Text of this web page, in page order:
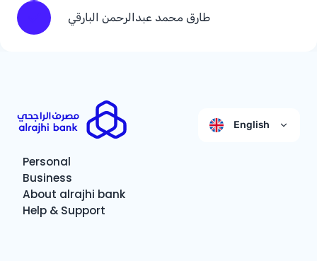
طارق محمد عبدالرحمن البارقي
English
Personal
Business
About alrajhi bank
Help & Support